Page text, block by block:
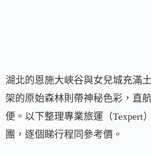
湖北的恩施大峽谷與女兒城充滿
架的原始森林則帶神秘色彩，直
便。以下整理專業旅運（Texpert
團，逐個睇行程同參考價。